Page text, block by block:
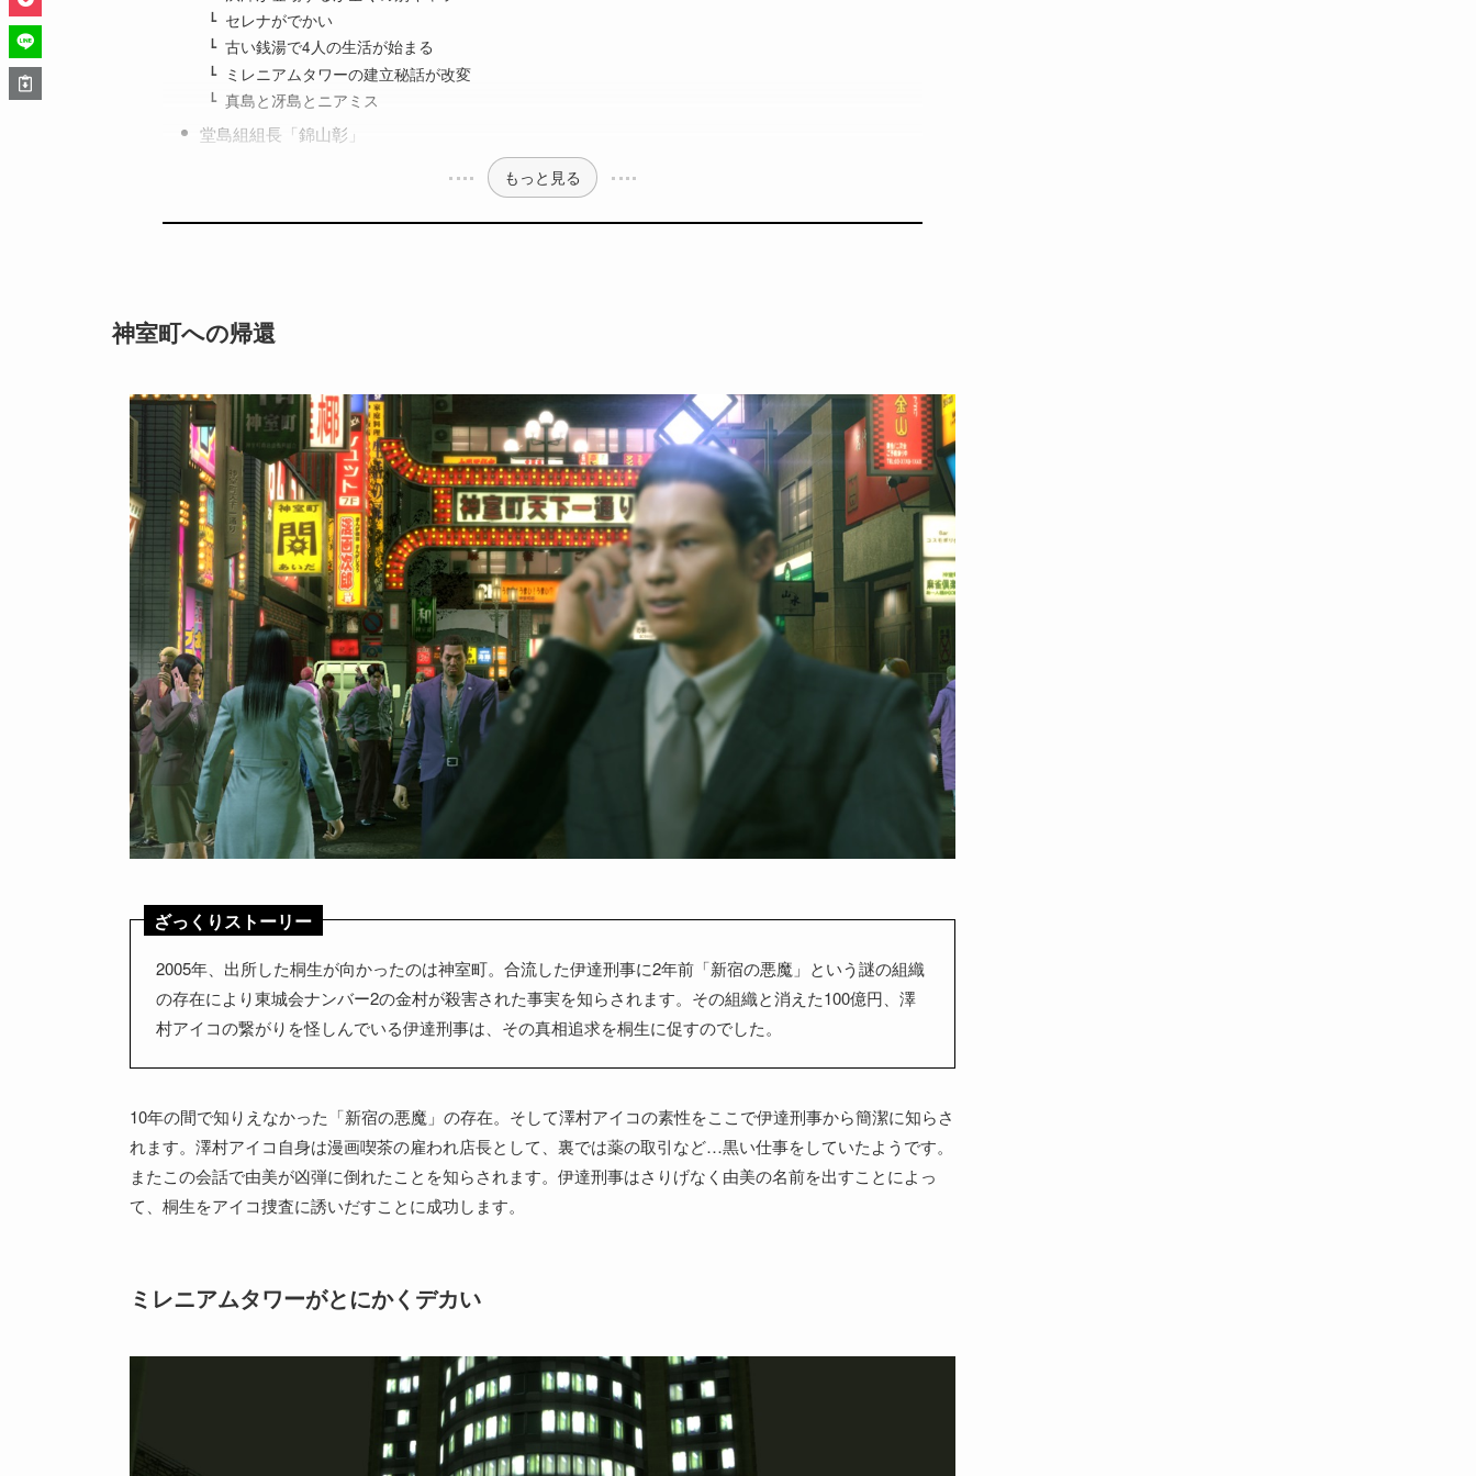
セレナがでかい
古い銭湯で4人の生活が始まる
ミレニアムタワーの建立秘話が改変
真島と冴島とニアミス
堂島組組長「錦山彰」
もっと見る
神室町への帰還
ざっくりストーリー
2005年、出所した桐生が向かったのは神室町。合流した伊達刑事に2年前「新宿の悪魔」という謎の組織
の存在により東城会ナンバー2の金村が殺害された事実を知らされます。その組織と消えた100億円、澤
村アイコの繋がりを怪しんでいる伊達刑事は、その真相追求を桐生に促すのでした。
10年の間で知りえなかった「新宿の悪魔」の存在。そして澤村アイコの素性をここで伊達刑事から簡潔に知らさ
れます。澤村アイコ自身は漫画喫茶の雇われ店長として、裏では薬の取引など…黒い仕事をしていたようです。
またこの会話で由美が凶弾に倒れたことを知らされます。伊達刑事はさりげなく由美の名前を出すことによっ
て、桐生をアイコ捜査に誘いだすことに成功します。
ミレニアムタワーがとにかくデカい